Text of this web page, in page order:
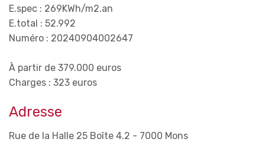
E.spec : 269KWh/m2.an
E.total : 52.992
Numéro : 20240904002647
À partir de 379.000 euros
Charges : 323 euros
Adresse
Rue de la Halle 25 Boîte 4.2 - 7000 Mons